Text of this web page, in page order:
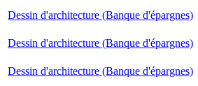
Dessin d'architecture (Banque d'épargnes)
Dessin d'architecture (Banque d'épargnes)
Dessin d'architecture (Banque d'épargnes)